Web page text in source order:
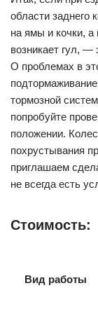
области заднего
на ямы и кочки, а
возникает гул, —
О проблемах в
тормозной
попробуйте
положении.
похрустывания
приглашаем
не всегда есть
Стоимость:
Вид работы